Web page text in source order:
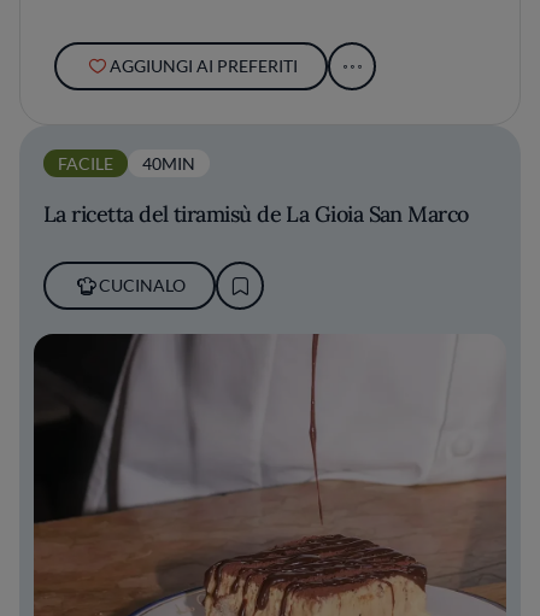
AGGIUNGI AI PREFERITI
FACILE 40MIN
La ricetta del tiramisù de La Gioia San Marco
CUCINALO